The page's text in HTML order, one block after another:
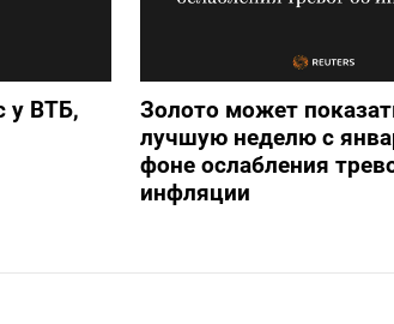
у ВТБ,
Золото может
лучшую неделю с
фоне ослабления
инфляции